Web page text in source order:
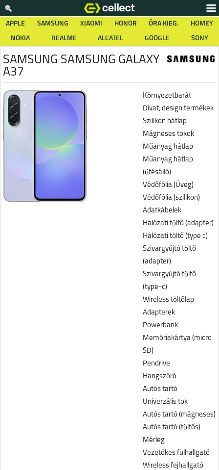
APPLE SAMSUNG XIAOMI HONOR ÓRA KIEG.
HOMEY
NOKIA
REALME ALCATEL GOOGLE SONY
SAMSUNG SAMSUNG GALAXY
A37
Környezetbarát
Divat, design termékek
Szilikon hátlap
Mágneses tokok
Műanyag hátlap
Műanyag hátlap
(ütésálló)
Védőfólia (Üveg)
Védőfólia (szilikon)
Adatkábelek
Hálózati töltő (adapter)
Hálózati töltő (type c)
Szivargyújtó töltő
(adapter)
Szivargyújtó töltő
(type-c)
Wireless töltőlap
Adapterek
Powerbank
Memóriakártya (micro
SD)
Pendrive
Hangszóró
Autós tartó
Univerzális tok
Autós tartó (mágneses)
Autós tartó (töltős)
Mérleg
Vezetékes fülhallgató
Wireless fejhallgató